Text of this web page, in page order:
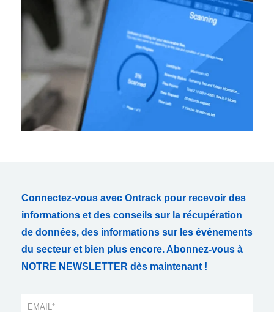
Connectez-vous avec Ontrack pour recevoir des
informations et des conseils sur la récupération
de données, des informations sur les événements
du secteur et bien plus encore. Abonnez-vous à
NOTRE NEWSLETTER dès maintenant !